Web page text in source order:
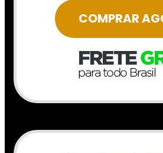
COMPRAR